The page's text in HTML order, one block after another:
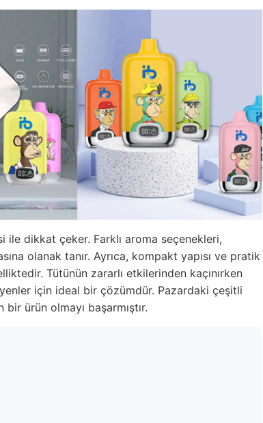
ile dikkat çeker. Farklı aroma seçenekleri,
olanak tanır. Ayrıca, kompakt yapısı ve pratik
Tütünün zararlı etkilerinden kaçınırken
için ideal bir çözümdür. Pazardaki çeşitli
ürün olmayı başarmıştır.